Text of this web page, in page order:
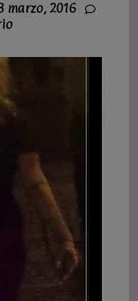
marzo, 2016
en
sombra
sombra